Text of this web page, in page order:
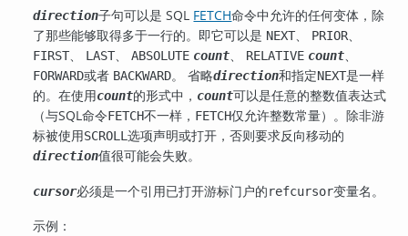
direction子句可以是 SQL FETCH命令中允许的任何变体，除
了那些能够取得多于一行的。即它可以是 NEXT、 PRIOR、
FIRST、 LAST、ABSOLUTE count、 RELATIVE count、
FORWARD或者 BACKWARD。 省略direction和指定NEXT是一样
的。在使用count的形式中， count可以是任意的整数值表达式
（与SQL命令FETCH不一样， FETCH仅允许整数常量）。除非游
标被使用SCROLL选项声明或打开，否则要求反向移动的
direction值很可能会失败。
cursor必须是一个引用已打开游标门户的refcursor变量名。
示例：